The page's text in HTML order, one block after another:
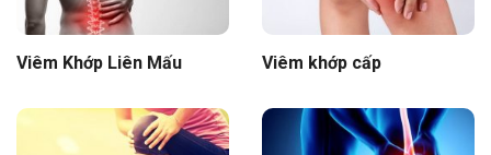
Viêm Khớp Liên Mấu Viêm khớp cấp